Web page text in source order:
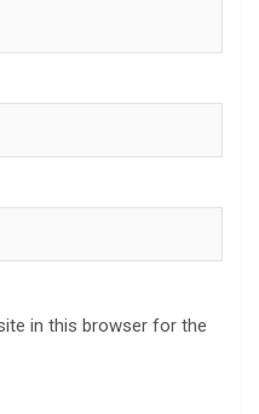
in this browser for the